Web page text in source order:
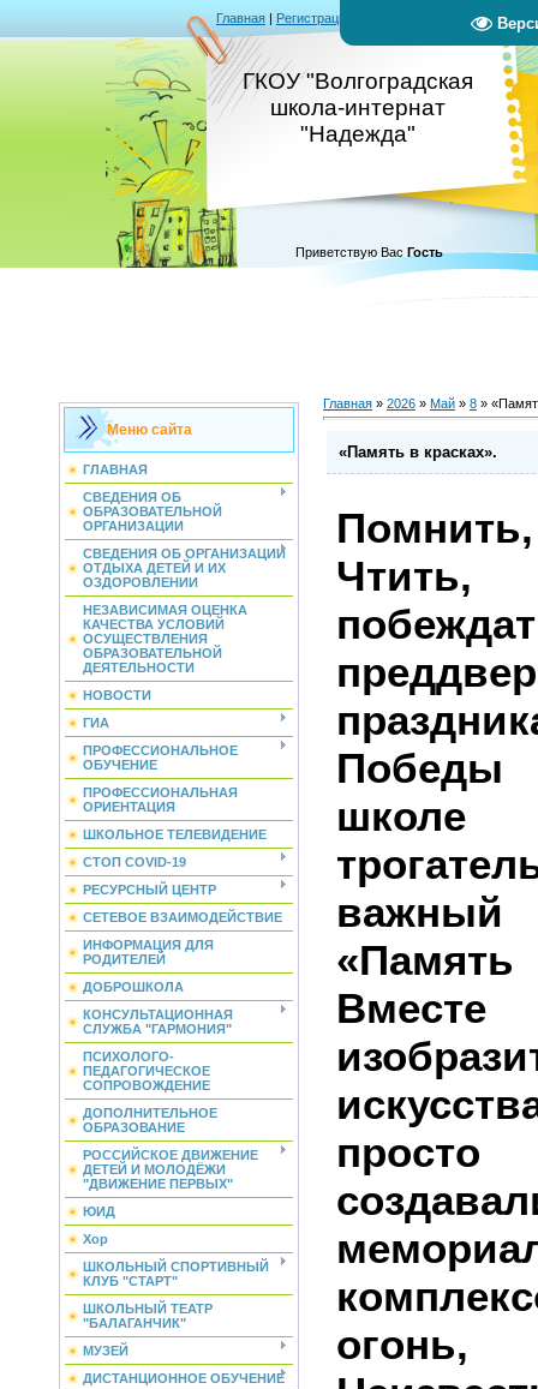
Главная | Регистрация
ГКОУ "Волгоградская
школа-интернат
"Надежда"
Приветствую Вас Гость
Меню сайта
ГЛАВНАЯ
СВЕДЕНИЯ ОБ
ОБРАЗОВАТЕЛЬНОЙ
ОРГАНИЗАЦИИ
СВЕДЕНИЯ ОБ ОРГАНИЗАЦИИ
ОТДЫХА ДЕТЕЙ И ИХ
ОЗДОРОВЛЕНИИ
НЕЗАВИСИМАЯ ОЦЕНКА
КАЧЕСТВА УСЛОВИЙ
ОСУЩЕСТВЛЕНИЯ
ОБРАЗОВАТЕЛЬНОЙ
ДЕЯТЕЛЬНОСТИ
НОВОСТИ
ГИА
ПРОФЕССИОНАЛЬНОЕ
ОБУЧЕНИЕ
ПРОФЕССИОНАЛЬНАЯ
ОРИЕНТАЦИЯ
ШКОЛЬНОЕ ТЕЛЕВИДЕНИЕ
СТОП COVID-19
РЕСУРСНЫЙ ЦЕНТР
СЕТЕВОЕ ВЗАИМОДЕЙСТВИЕ
ИНФОРМАЦИЯ ДЛЯ
РОДИТЕЛЕЙ
ДОБРОШКОЛА
КОНСУЛЬТАЦИОННАЯ
СЛУЖБА "ГАРМОНИЯ"
ПСИХОЛОГО-
ПЕДАГОГИЧЕСКОЕ
СОПРОВОЖДЕНИЕ
ДОПОЛНИТЕЛЬНОЕ
ОБРАЗОВАНИЕ
РОССИЙСКОЕ ДВИЖЕНИЕ
ДЕТЕЙ И МОЛОДЁЖИ
"ДВИЖЕНИЕ ПЕРВЫХ"
ЮИД
Хор
ШКОЛЬНЫЙ СПОРТИВНЫЙ
КЛУБ "СТАРТ"
ШКОЛЬНЫЙ ТЕАТР
"БАЛАГАНЧИК"
МУЗЕЙ
ДИСТАНЦИОННОЕ ОБУЧЕНИЕ
Главная » 2026 » Май » 8 »
«Память в красках».
важный
просто